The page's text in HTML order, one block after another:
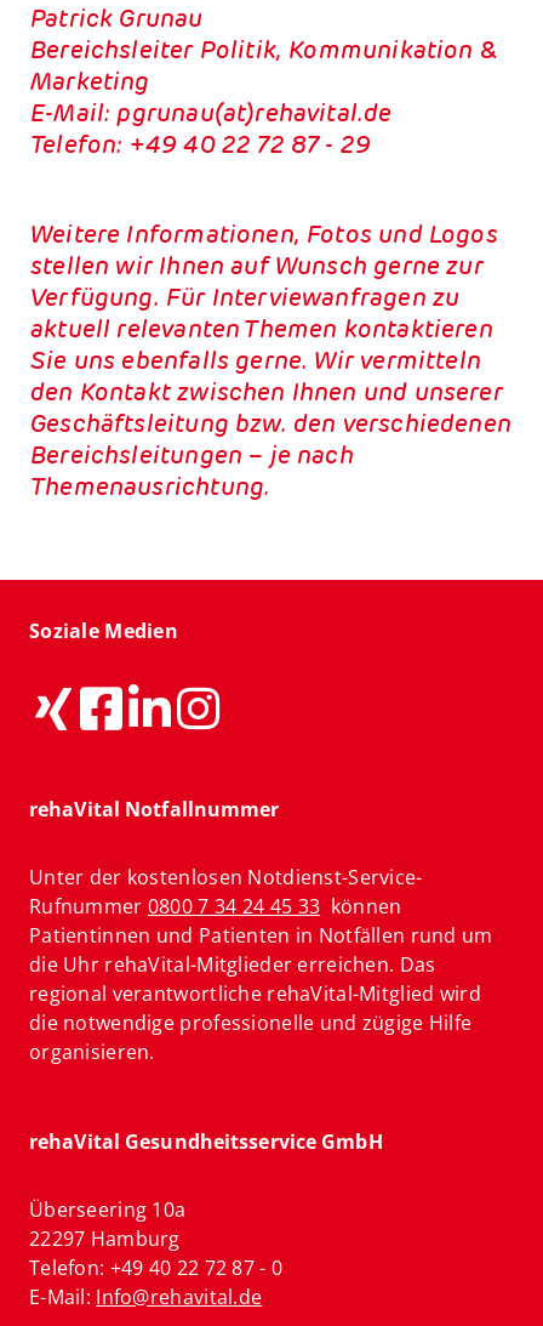
Patrick Grunau
Bereichsleiter Politik, Kommunikation &
Marketing
E-Mail: pgrunau(at)rehavital.de
Telefon: +49 40 22 72 87 - 29
Weitere Informationen, Fotos und Logos
stellen wir Ihnen auf Wunsch gerne zur
Verfügung. Für Interviewanfragen zu
aktuell relevanten Themen kontaktieren
Sie uns ebenfalls gerne. Wir vermitteln
den Kontakt zwischen Ihnen und unserer
Geschäftsleitung bzw. den verschiedenen
Bereichsleitungen – je nach
Themenausrichtung.
Soziale Medien
rehaVital Notfallnummer
Unter der kostenlosen Notdienst-Service-
Rufnummer 0800 7 34 24 45 33 können
Patientinnen und Patienten in Notfällen rund um
die Uhr rehaVital-Mitglieder erreichen. Das
regional verantwortliche rehaVital-Mitglied wird
die notwendige professionelle und zügige Hilfe
organisieren.
rehaVital Gesundheitsservice GmbH
Überseering 10a
22297 Hamburg
Telefon: +49 40 22 72 87 - 0
E-Mail: Info@rehavital.de